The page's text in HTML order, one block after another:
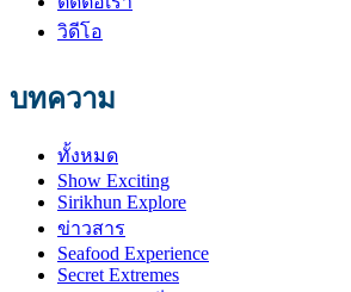
วิดีโอ
บทความ
ทั้งหมด
Show Exciting
Sirikhun Explore
ข่าวสาร
Seafood Experience
Secret Extremes